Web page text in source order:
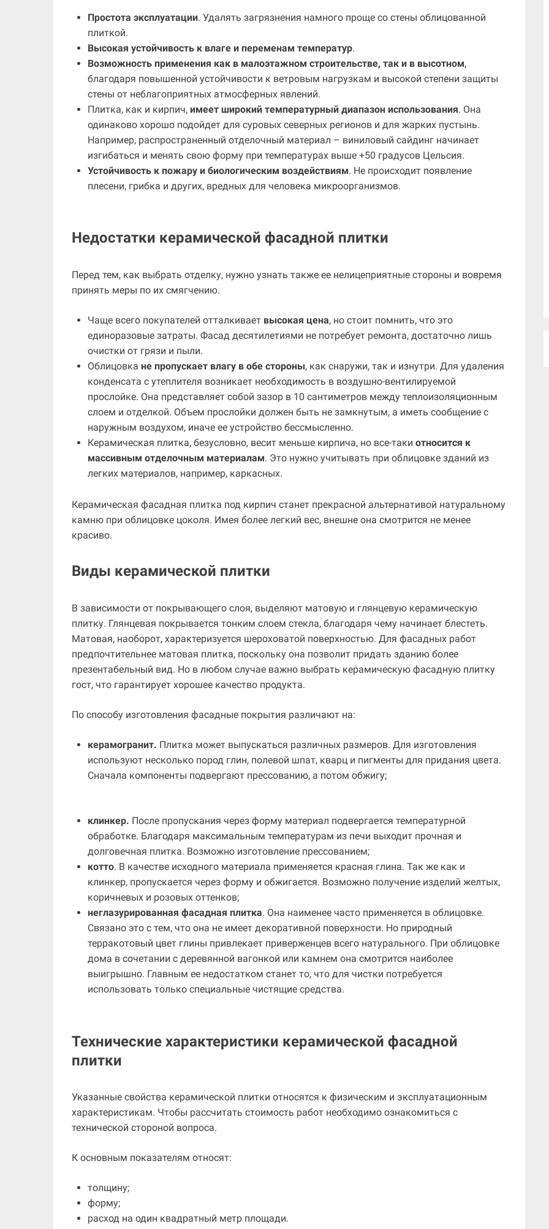
Простота эксплуатации. Удалять загрязнения намного проще со стены облицованной
плиткой.
Высокая устойчивость к влаге и переменам температур.
Возможность применения как в малоэтажном строительстве, так и в высотном,
благодаря повышенной устойчивости к ветровым нагрузкам и высокой степени защиты
стены от неблагоприятных атмосферных явлений.
Плитка, как и кирпич, имеет широкий температурный диапазон использования. Она
одинаково хорошо подойдет для суровых северных регионов и для жарких пустынь.
Например, распространенный отделочный материал – виниловый сайдинг начинает
изгибаться и менять свою форму при температурах выше +50 градусов Цельсия.
Устойчивость к пожару и биологическим воздействиям. Не происходит появление
плесени, грибка и других, вредных для человека микроорганизмов.
Недостатки керамической фасадной плитки
Перед тем, как выбрать отделку, нужно узнать также ее нелицеприятные стороны и вовремя
принять меры по их смягчению.
Чаще всего покупателей отталкивает высокая цена, но стоит помнить, что это
единоразовые затраты. Фасад десятилетиями не потребует ремонта, достаточно лишь
очистки от грязи и пыли.
Облицовка не пропускает влагу в обе стороны, как снаружи, так и изнутри. Для удаления
конденсата с утеплителя возникает необходимость в воздушно-вентилируемой
прослойке. Она представляет собой зазор в 10 сантиметров между теплоизоляционным
слоем и отделкой. Объем прослойки должен быть не замкнутым, а иметь сообщение с
наружным воздухом, иначе ее устройство бессмысленно.
Керамическая плитка, безусловно, весит меньше кирпича, но все-таки относится к
массивным отделочным материалам. Это нужно учитывать при облицовке зданий из
легких материалов, например, каркасных.
Керамическая фасадная плитка под кирпич станет прекрасной альтернативой натуральному
камню при облицовке цоколя. Имея более легкий вес, внешне она смотрится не менее
красиво.
Виды керамической плитки
В зависимости от покрывающего слоя, выделяют матовую и глянцевую керамическую
плитку. Глянцевая покрывается тонким слоем стекла, благодаря чему начинает блестеть.
Матовая, наоборот, характеризуется шероховатой поверхностью. Для фасадных работ
предпочтительнее матовая плитка, поскольку она позволит придать зданию более
презентабельный вид. Но в любом случае важно выбрать керамическую фасадную плитку
гост, что гарантирует хорошее качество продукта.
По способу изготовления фасадные покрытия различают на:
керамогранит. Плитка может выпускаться различных размеров. Для изготовления
используют несколько пород глин, полевой шпат, кварц и пигменты для придания цвета.
Сначала компоненты подвергают прессованию, а потом обжигу;
клинкер. После пропускания через форму материал подвергается температурной
обработке. Благодаря максимальным температурам из печи выходит прочная и
долговечная плитка. Возможно изготовление прессованием;
котто. В качестве исходного материала применяется красная глина. Так же как и
клинкер, пропускается через форму и обжигается. Возможно получение изделий желтых,
коричневых и розовых оттенков;
неглазурированная фасадная плитка. Она наименее часто применяется в облицовке.
Связано это с тем, что она не имеет декоративной поверхности. Но природный
терракотовый цвет глины привлекает приверженцев всего натурального. При облицовке
дома в сочетании с деревянной вагонкой или камнем она смотрится наиболее
выигрышно. Главным ее недостатком станет то, что для чистки потребуется
использовать только специальные чистящие средства.
Технические характеристики керамической фасадной
плитки
Указанные свойства керамической плитки относятся к физическим и эксплуатационным
характеристикам. Чтобы рассчитать стоимость работ необходимо ознакомиться с
технической стороной вопроса.
К основным показателям относят:
толщину;
форму;
расход на один квадратный метр площади.